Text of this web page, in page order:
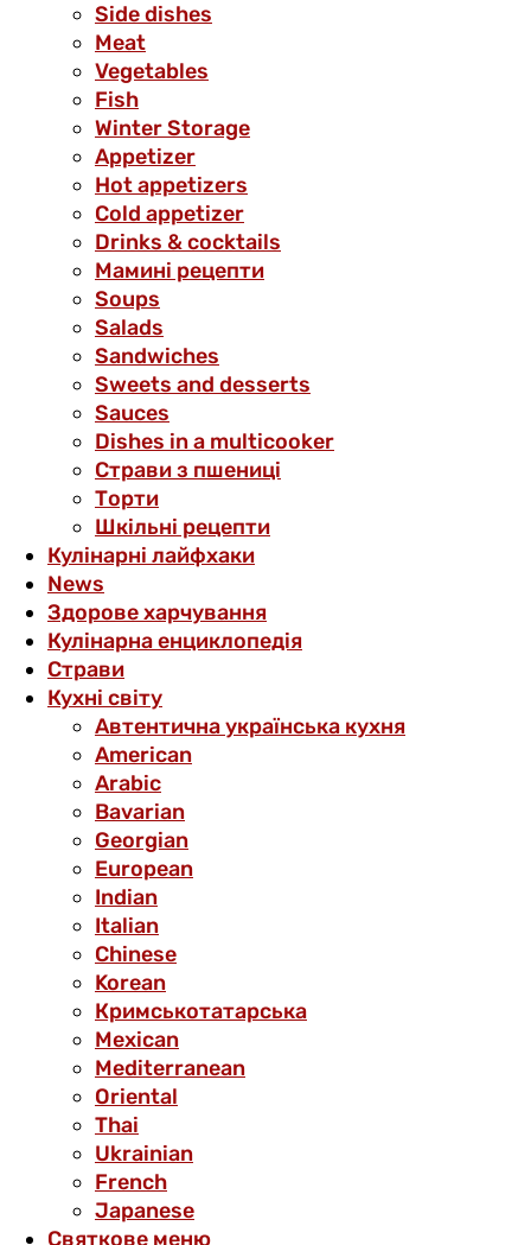
Side dishes
Meat
Vegetables
Fish
Winter Storage
Аppetizer
Hot appetizers
Cold appetizer
Drinks & cocktails
Мамині рецепти
Soups
Salads
Sandwiches
Sweets and desserts
Sauces
Dishes in a multicooker
Страви з пшениці
Торти
Шкільні рецепти
Кулінарні лайфхаки
News
Здорове харчування
Кулінарна енциклопедія
Страви
Кухні світу
Автентична українська кухня
American
Arabic
Bavarian
Georgian
European
Indian
Italian
Chinese
Korean
Кримськотатарська
Mexican
Mediterranean
Oriental
Thai
Ukrainian
French
Japanese
Святкове меню